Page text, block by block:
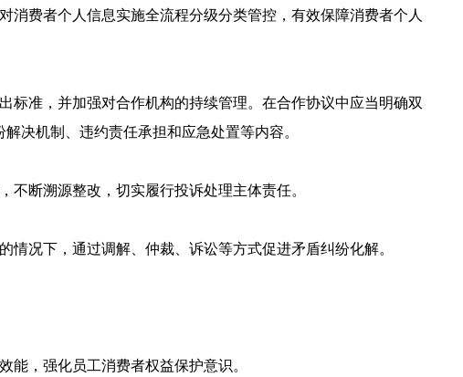
费者个人信息实施全流程分级分类管控，有效保障消费者个人
准，并加强对合作机构的持续管理。在合作协议中应当明确双
决机制、违约责任承担和应急处置等内容。
断溯源整改，切实履行投诉处理主体责任。
况下，通过调解、仲裁、诉讼等方式促进矛盾纠纷化解。
，强化员工消费者权益保护意识。